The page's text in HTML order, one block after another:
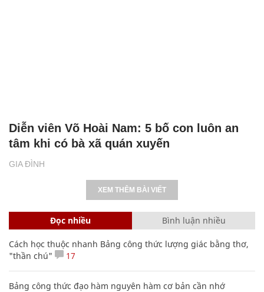
GIA ĐÌNH
Diễn viên Võ Hoài Nam: 5 bố con luôn an
tâm khi có bà xã quán xuyến
XEM THÊM BÀI VIẾT
Đọc nhiều Bình luận nhiều
Cách học thuộc nhanh Bảng công thức lượng giác bằng thơ,
"thần chú"
17
Bảng công thức đạo hàm nguyên hàm cơ bản cần nhớ